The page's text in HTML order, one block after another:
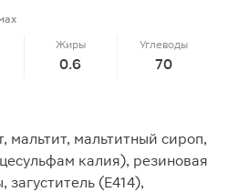
Жиры
0.6
Углеводы
70
мальтит, мальтитный сироп,
калия), резиновая
(Е414),